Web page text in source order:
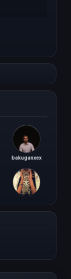
bakuganxex